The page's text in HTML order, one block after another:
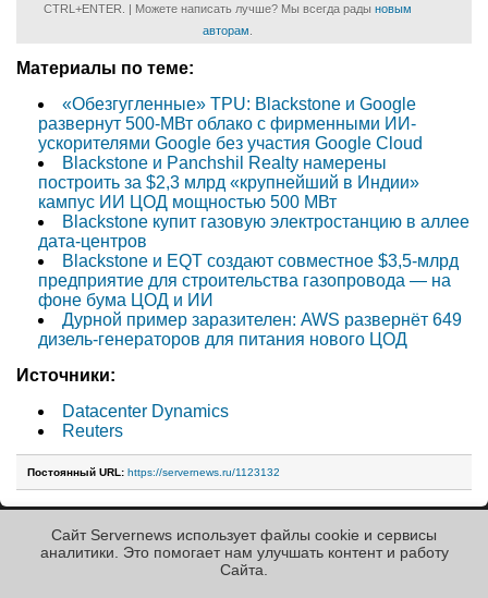
CTRL+ENTER. | Можете написать лучше? Мы всегда рады новым
авторам
Материалы по теме:
«Обезгугленные» TPU: Blackstone и Google
развернут 500-МВт облако с фирменными ИИ-
ускорителями Google без участия Google Cloud
Blackstone и Panchshil Realty намерены
построить за $2,3 млрд «крупнейший в Индии»
кампус ИИ ЦОД мощностью 500 МВт
Blackstone купит газовую электростанцию в аллее
дата-центров
Blackstone и EQT создают совместное $3,5-млрд
предприятие для строительства газопровода — на
фоне бума ЦОД и ИИ
Дурной пример заразителен: AWS развернёт 649
дизель-генераторов для питания нового ЦОД
Источники:
Datacenter Dynamics
Reuters
Постоянный URL: https://servernews.ru/1123132
« Назад к ленте
Сайт Servernews использует файлы cookie и сервисы
аналитики. Это помогает нам улучшать контент и работу
Cайта.